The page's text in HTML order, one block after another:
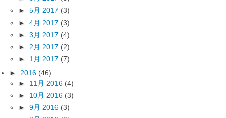
► 5月 2017 (3)
► 4月 2017 (3)
► 3月 2017 (4)
► 2月 2017 (2)
► 1月 2017 (7)
► 2016 (46)
► 11月 2016 (4)
► 10月 2016 (3)
► 9月 2016 (3)